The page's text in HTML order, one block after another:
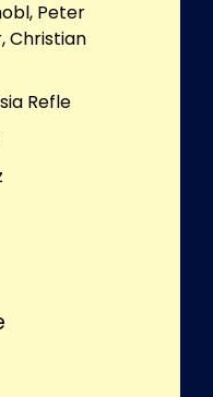
Peter
Christian
Refle